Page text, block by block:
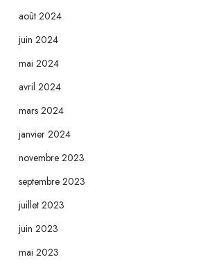
août 2024
juin 2024
mai 2024
avril 2024
mars 2024
janvier 2024
novembre 2023
septembre 2023
juillet 2023
juin 2023
mai 2023